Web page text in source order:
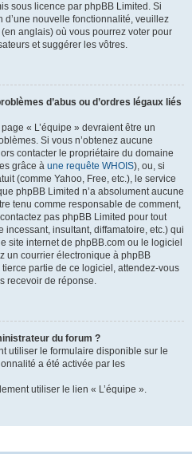
sous licence par phpBB Limited. Si
d’une nouvelle fonctionnalité, veuillez
(en anglais) où vous pourrez voter pour
et suggérer les vôtres.
d’abus ou d’ordres légaux liés
« L’équipe » devraient être un
Si vous n’obtenez aucune
contacter le propriétaire du domaine
grâce à une requête WHOIS), ou, si
(comme Yahoo, Free, etc.), le service
phpBB Limited n’a absolument aucune
tenu comme responsable de comment,
pas phpBB Limited pour tout
incessant, insultant, diffamatoire, etc.) qui
site internet de phpBB.com ou le logiciel
un courrier électronique à phpBB
partie de ce logiciel, attendez-vous
recevoir de réponse.
du forum ?
utiliser le formulaire disponible sur le
a été activée par les
utiliser le lien « L’équipe ».